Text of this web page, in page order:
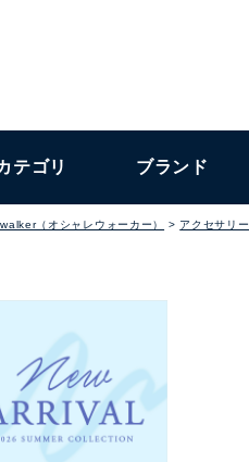
テゴリ ブランド
（オシャレウォーカー） アクセサリー